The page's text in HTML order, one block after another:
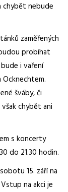
chybět nebude
zaměřených
probíhat
i vaření
šváby, či
chybět ani
s koncerty
do 21.30 hodin.
15. září na
na akci je